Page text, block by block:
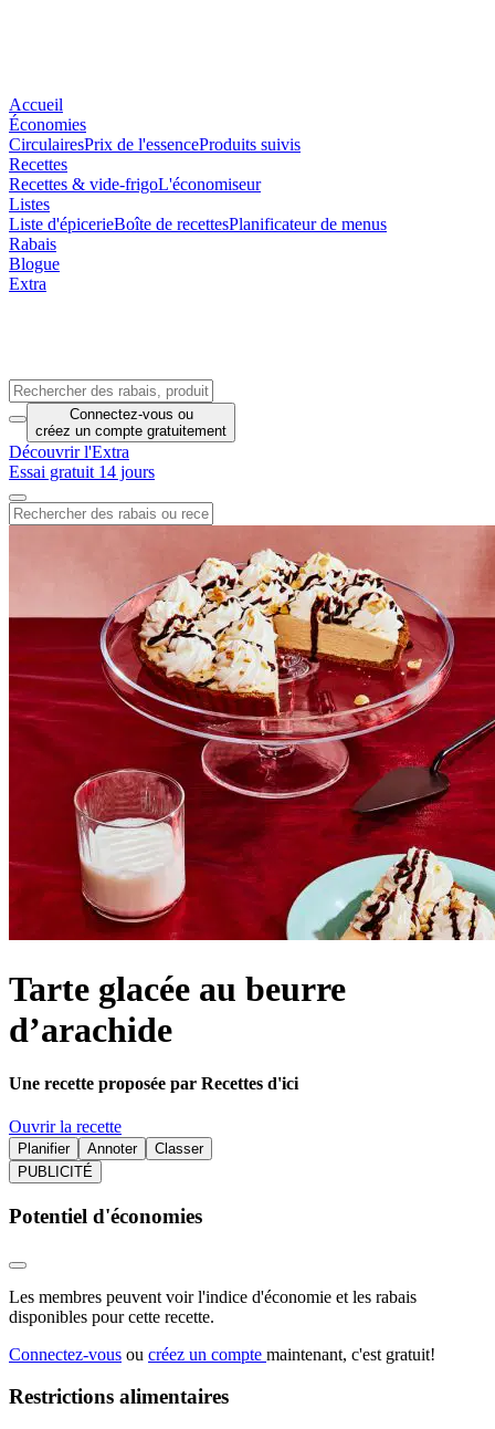
Accueil
Économies
CirculairesPrix de l'essenceProduits suivis
Recettes
Recettes & vide-frigoL'économiseur
Listes
Liste d'épicerieBoîte de recettesPlanificateur de menus
Rabais
Blogue
Extra
Connectez-vous ou
créez un compte gratuitement
Découvrir l'Extra
Essai gratuit 14 jours
Tarte glacée au beurre
d’arachide
Une recette proposée par Recettes d'ici
Ouvrir la recette
Planifier Annoter
Classer
PUBLICITÉ
Potentiel d'économies
Les membres peuvent voir l'indice d'économie et les rabais
disponibles pour cette recette.
Connectez-vous ou créez un compte maintenant, c'est gratuit!
Restrictions alimentaires